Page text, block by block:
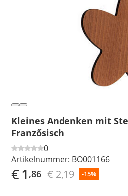
Kleines Andenken mit
Franzősisch
0
Artikelnummer: BO001166
€1 ,86 € 2,19 -15%